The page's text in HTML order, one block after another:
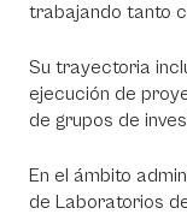
trabajando tanto
Su trayectoria
ejecución de
de grupos de
En el ámbito
de Laboratorios